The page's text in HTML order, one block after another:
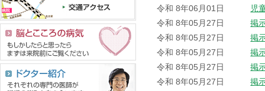
令和 8年06月01日
児
令和 8年05月27日
掲
令和 8年05月27日
掲
令和 8年05月27日
掲
令和 8年05月27日
掲
令和 8年05月27日
掲